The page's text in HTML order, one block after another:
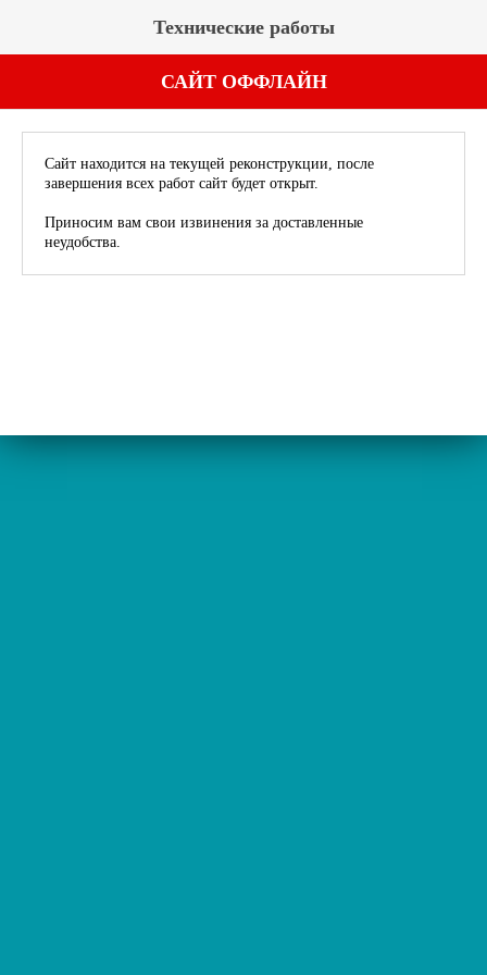
Технические работы
САЙТ ОФФЛАЙН
Сайт находится на текущей реконструкции, после
завершения всех работ сайт будет открыт.
Приносим вам свои извинения за доставленные
неудобства.